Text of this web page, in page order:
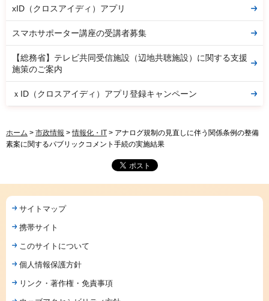
xID（クロスアイディ）アプリ
スマホサポーター講座の受講者募集
【総務省】テレビ共同受信施設（辺地共聴施設）に関する支援
施策のご案内
ｘID（クロスアイディ）アプリ登録キャンペーン
ホーム > 市政情報 >情報化・IT > アナログ規制の見直しに伴う関係条例の整備
素案に関するパブリックコメント手続の実施結果
サイトマップ
携帯サイト
このサイトについて
個人情報保護方針
リンク・著作権・免責事項